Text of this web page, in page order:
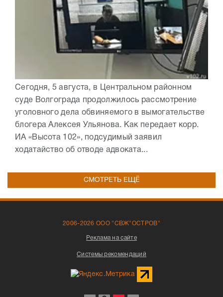
Сегодня, 5 августа, в Центральном районном
суде Волгограда продолжилось рассмотрение
уголовного дела обвиняемого в вымогательстве
блогера Алексея Ульянова. Как передает корр.
ИА «Высота 102», подсудимый заявил
ходатайство об отводе адвоката...
СМОТРЕТЬ ЕЩЁ
2006-2026 ООО "СВЖ"ОСТРОВ"
Реклама на сайте
Системы рекомендаций